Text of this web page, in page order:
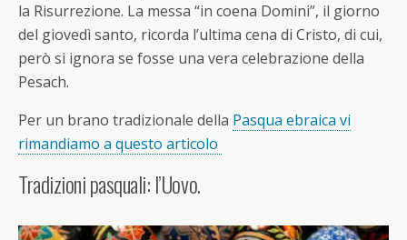
la Risurrezione. La messa “in coena Domini”, il giorno
del giovedì santo, ricorda l’ultima cena di Cristo, di cui,
però si ignora se fosse una vera celebrazione della
Pesach.
Per un brano tradizionale della Pasqua ebraica vi
rimandiamo a questo articolo
Tradizioni pasquali: l’Uovo.